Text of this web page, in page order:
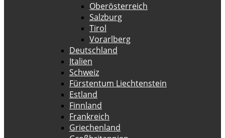
Oberösterreich
Salzburg
Tirol
Vorarlberg
Deutschland
Italien
Schweiz
Fürstentum Liechtenstein
Estland
Finnland
Frankreich
Griechenland